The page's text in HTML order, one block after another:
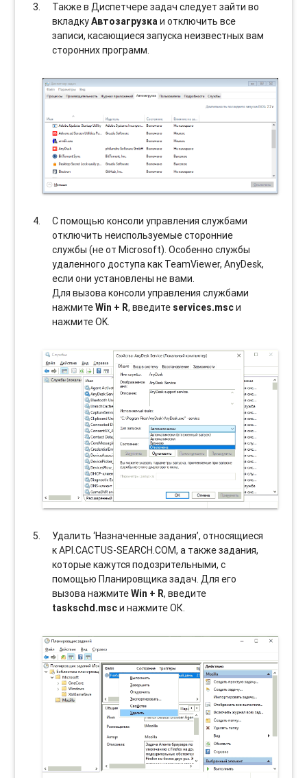
Также в Диспетчере задач следует зайти во
вкладкуАвтозагрузкаи отключить все
записи, касающиеся запуска неизвестных вам
сторонних программ.
С помощью консоли управления службами
отключить неиспользуемые сторонние
службы (не от Microsoft). Особенно службы
удаленного доступа как TeamViewer, AnyDesk,
если они установлены не вами.
Для вызова консоли управления службами
нажмитеWin + R, введите services.mscи
нажмите OK.
Удалить ‘Назначенные задания’, относящиеся
к API.CACTUS-SEARCH.COM, а также задания,
которые кажутся подозрительными, с
помощью Планировщика задач. Для его
вызова нажмитеWin + R, введите
taskschd.mscи нажмите ОК.